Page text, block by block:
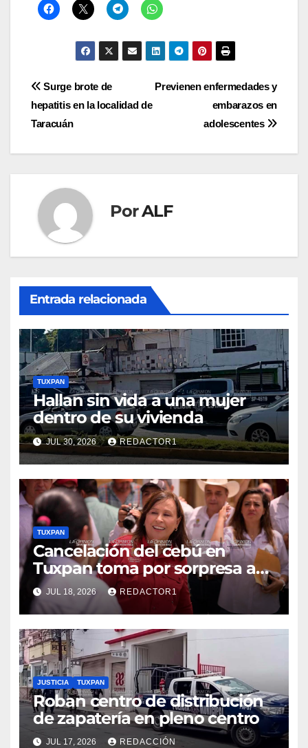
Navegación
de
entradas
Previenen enfermedades y
embarazos en
adolescentes
Surge brote de
hepatitis en la localidad de
Taracuán
PorALF
Entrada relacionada
TUXPAN
Hallan sin vida a una mujer
dentro de su vivienda
JUL 30, 2026 REDACTOR1
TUXPAN
Cancelación del cebú en
Tuxpan toma por sorpresa a
Nahle
JUL 18, 2026 REDACTOR1
JUSTICIA TUXPAN
Roban centro de distribución
de zapatería en pleno centro
JUL 17, 2026 REDACCIÓN